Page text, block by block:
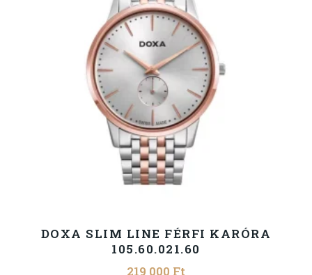
DOXA SLIM LINE FÉRFI KARÓRA
105.60.021.60
219 000 Ft